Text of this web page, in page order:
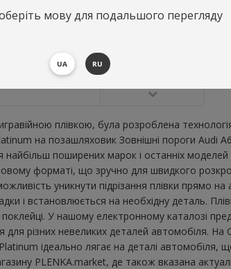
плівкою, була розроблена
на позашляховик Зовнішні пороги
поширених марок і останніх моделей
форматі, що зручно для швидкого
уникнути підрізання плівки прямо
і встановлюється на необхідну деталь.
У нашому електронному каталозі
різних невеликих деталей автомобіля. На
ідеально лягає на деталі
PLENKA.market, де також вказана
мову для подальшого перегляду
UA RU